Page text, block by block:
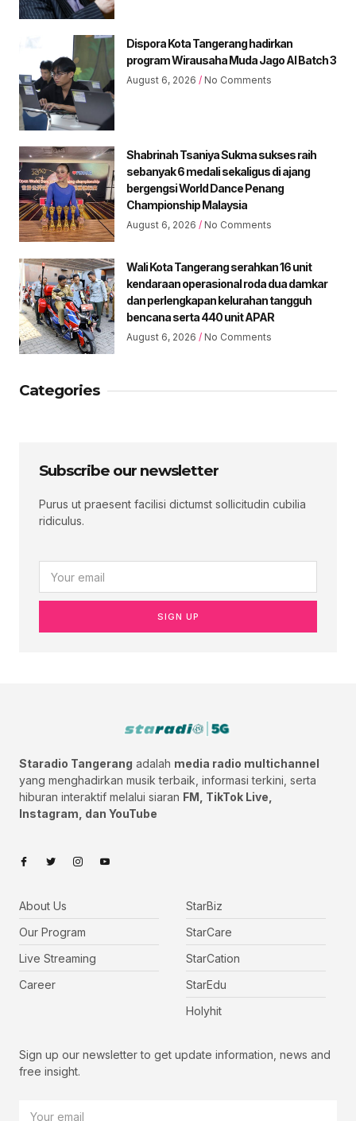
Dispora Kota Tangerang hadirkan
program Wirausaha Muda Jago AI Batch 3
August 6, 2026 No Comments
Shabrinah Tsaniya Sukma sukses raih
sebanyak 6 medali sekaligus di ajang
bergengsi World Dance Penang
Championship Malaysia
August 6, 2026 No Comments
Wali Kota Tangerang serahkan 16 unit
kendaraan operasional roda dua damkar
dan perlengkapan kelurahan tangguh
bencana serta 440 unit APAR
August 6, 2026 No Comments
Categories
Subscribe our newsletter
Purus ut praesent facilisi dictumst sollicitudin cubilia
ridiculus.
SIGN UP
Staradio Tangerang adalah media radio multichannel
yang menghadirkan musik terbaik, informasi terkini, serta
hiburan interaktif melalui siaran FM, TikTok Live,
Instagram, dan YouTube
About Us
Our Program
Live Streaming
Career
StarBiz
StarCare
StarCation
StarEdu
Holyhit
Sign up our newsletter to get update information, news and
free insight.